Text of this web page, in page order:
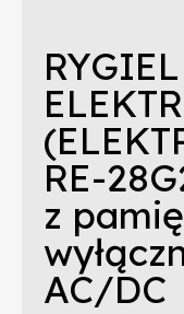
RYGIEL
RE-
z
AC/DC